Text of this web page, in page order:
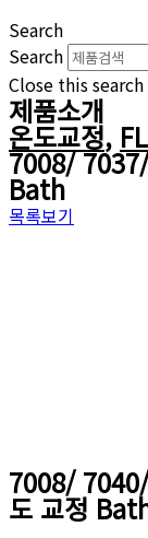
Search
Search
Close this
제품소개
온도교정,
7008/
Bath
목록보기
7008/
도 교정